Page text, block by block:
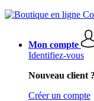
Mon compte
Identifiez-vous
Nouveau client ?
Créer un compte